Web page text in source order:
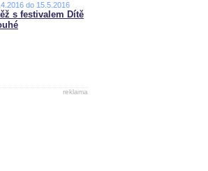
do 15.5.2016
s festivalem Dítě
reklama